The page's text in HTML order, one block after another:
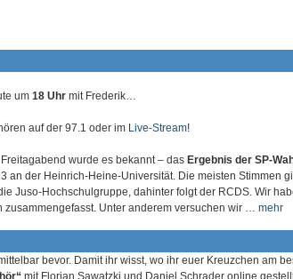
um 18 Uhr mit Frederik…
auf der 97.1 oder im Live-Stream!
wurde es bekannt – das Ergebnis der SP-
an der Heinrich-Heine-Universität. Die meisten Stimmen
Juso-Hochschulgruppe, dahinter folgt der RCDS. Wir
Unter anderem versuchen wir … mehr
bevor. Damit ihr wisst, wo ihr euer Kreuzchen am